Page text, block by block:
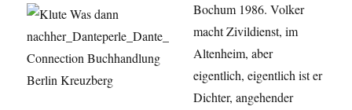
Bochum 1986. Volker
macht Zivildienst, im
Altenheim, aber
eigentlich, eigentlich ist er
Dichter, angehender